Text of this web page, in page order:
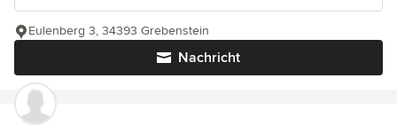
Nachricht
Eulenberg 3, 34393 Grebenstein